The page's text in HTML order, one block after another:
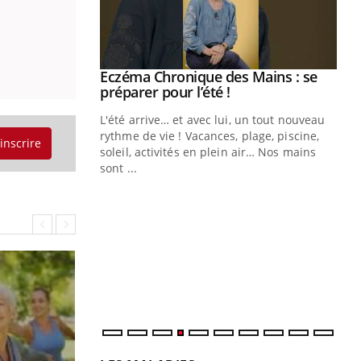
: et si on
de type 2
chez les
les soignants.
Youtube
Eczéma Chronique des Mains : se
préparer pour l’été !Youtube
L'été arrive… et avec lui, un tout nouveau
rythme de vie ! Vacances, plage, piscine,
soleil, activités en plein air… Nos mains
sont ...